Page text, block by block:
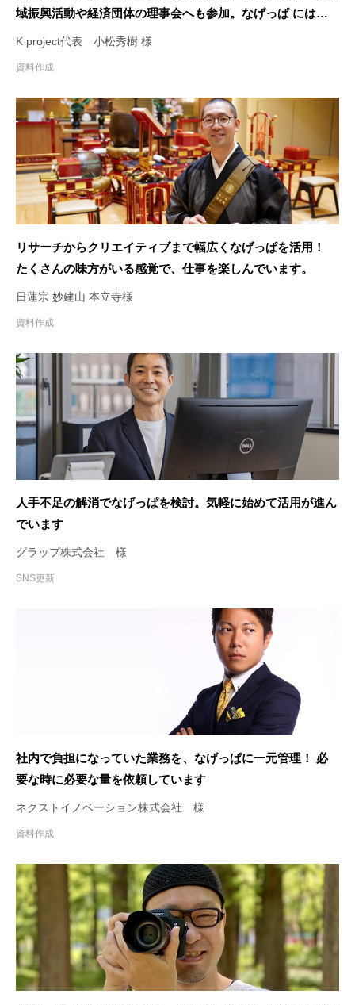
域振興活動や経済団体の理事会へも参加。なげっぱ には資
料作成で参加してもらっています！
K project代表 小松秀樹 様
資料作成
リサーチからクリエイティブまで幅広くなげっぱを活用！
たくさんの味方がいる感覚で、仕事を楽しんでいます。
日蓮宗 妙建山 本立寺様
資料作成
人手不足の解消でなげっぱを検討。気軽に始めて活用が進ん
でいます
グラップ株式会社 様
SNS更新
社内で負担になっていた業務を、なげっぱに一元管理！ 必
要な時に必要な量を依頼しています
ネクストイノベーション株式会社 様
資料作成